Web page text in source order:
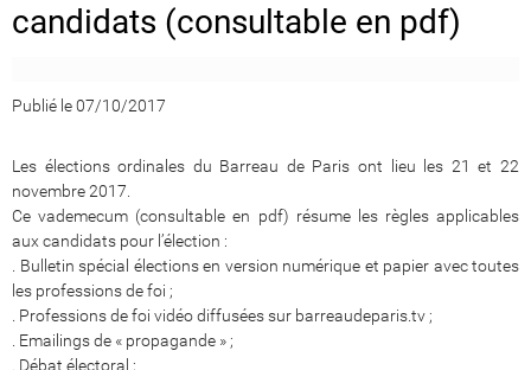
candidats (consultable en pdf)
Publié le 07/10/2017
Les élections ordinales du Barreau de Paris ont lieu les 21 et 22
novembre 2017.
Ce vademecum (consultable en pdf) résume les règles applicables
aux candidats pour l’élection :
. Bulletin spécial élections en version numérique et papier avec toutes
les professions de foi ;
. Professions de foi vidéo diffusées sur barreaudeparis.tv ;
. Emailings de « propagande » ;
. Débat électoral ;